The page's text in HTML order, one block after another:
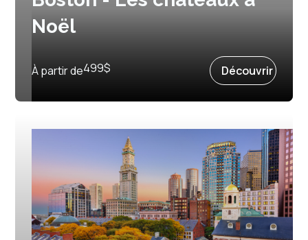
Noël
4 décembre 2026
À partir de499$ Découvrir